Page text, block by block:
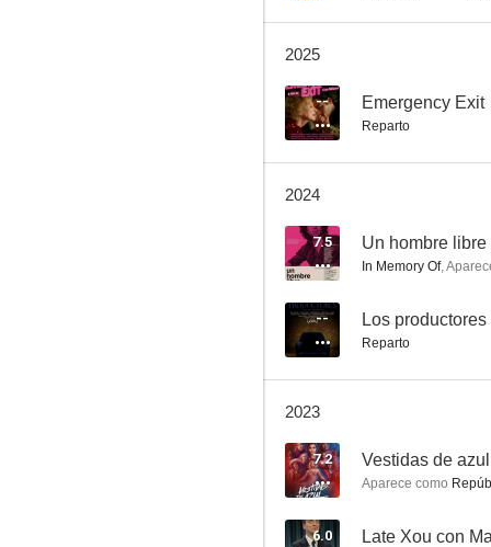
Las bicicletas son para el verano
2025
-- Emergency Exit
Reparto
2024
7.5 Un hombre libre
In Memory Of,
-- Los productores
Reparto
2023
7.2 Vestidas de azul
Aparece como
6.0 Late Xou con